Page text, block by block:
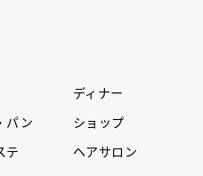
ディナー
パン
ショップ
テ
ヘアサロン